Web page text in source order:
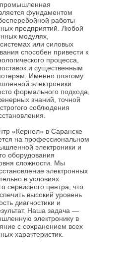
фундаментом
работы
предприятий. Любой
модулях,
или силовых
способен привести к
процесса,
и существенным
Именно поэтому
электроники
формального подхода,
знаний, точной
соблюдения
«Кернел» в Саранске
на профессиональном
электроники и
оборудования
сложности. Мы
электронных
в условиях
сервисного центра, что
высокий уровень
диагностики и
Наша задача —
электронику в
с сохранением всех
характеристик.